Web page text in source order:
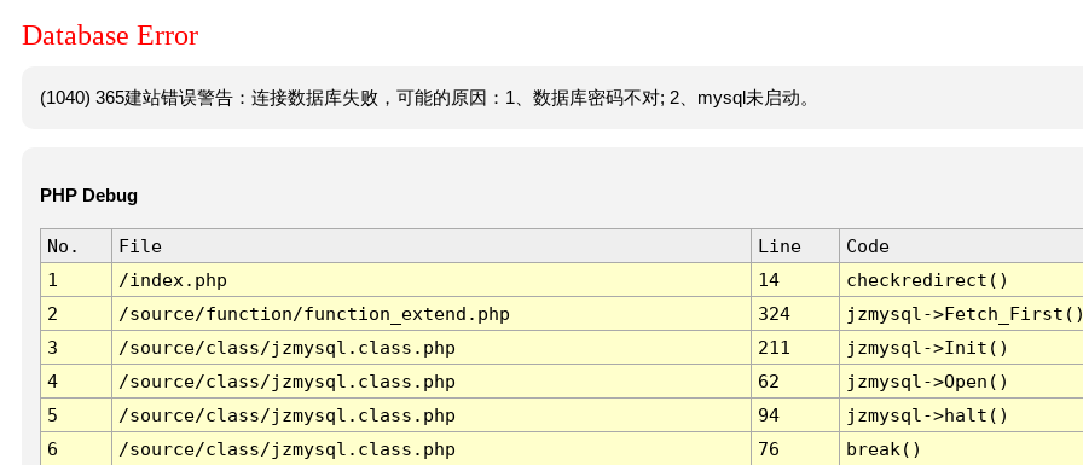
Database Error
(1040) 365建站错误警告：连接数据库失败，可能的原因：1、数据库密码不对; 2、mysql未启动。
PHP Debug
No. File Line
Code
1
/index.php 14
checkredirect()
2
/source/function/function_extend.php 324
jzmysql-
3
/source/class/jzmysql.class.php 211
jzmysql->Init()
4
/source/class/jzmysql.class.php 62
jzmysql->Open()
5
/source/class/jzmysql.class.php 94
jzmysql->halt()
6
/source/class/jzmysql.class.php 76 break()